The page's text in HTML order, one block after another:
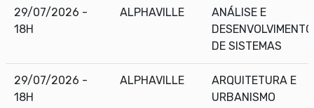
29/07/2026 -
18H
ALPHAVILLE
ANÁLISE E
DESENVOLVIMENTO
DE SISTEMAS
29/07/2026 -
18H
ALPHAVILLE
ARQUITETURA E
URBANISMO